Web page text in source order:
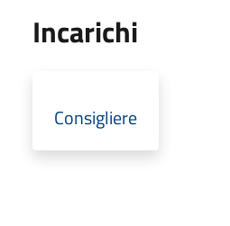
Incarichi
Consigliere